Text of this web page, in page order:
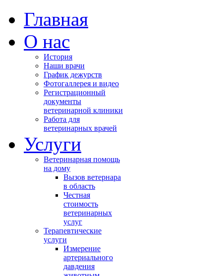
Главная
О нас
История
Наши врачи
График дежурств
Фотогаллерея и видео
Регистрационный
документы
ветеринарной клиники
Работа для
ветеринарных врачей
Услуги
Ветеринарная помощь
на дому
Вызов ветернара
в область
Честная
стоимость
ветеринарных
услуг
Терапевтические
услуги
Измерение
артериального
давдения